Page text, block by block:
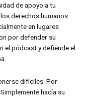
de apoyo a tu
derechos humanos
en lugares
por defender su
el pódcast y defiende el
difíciles. Por
Simplemente hacía su